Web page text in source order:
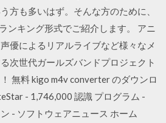
方も多いはず。そんな方のために、
ンキング形式でご紹介します。 アニ
優によるリアルライブなど様々なメ
次世代ガールズバンドプロジェクト
無料 kigo m4v converter のダウンロ
- 1,746,000 認識 プログラム -
- ソフトウェアニュース ホーム